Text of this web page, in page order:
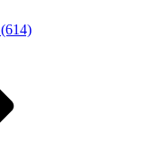
(614)